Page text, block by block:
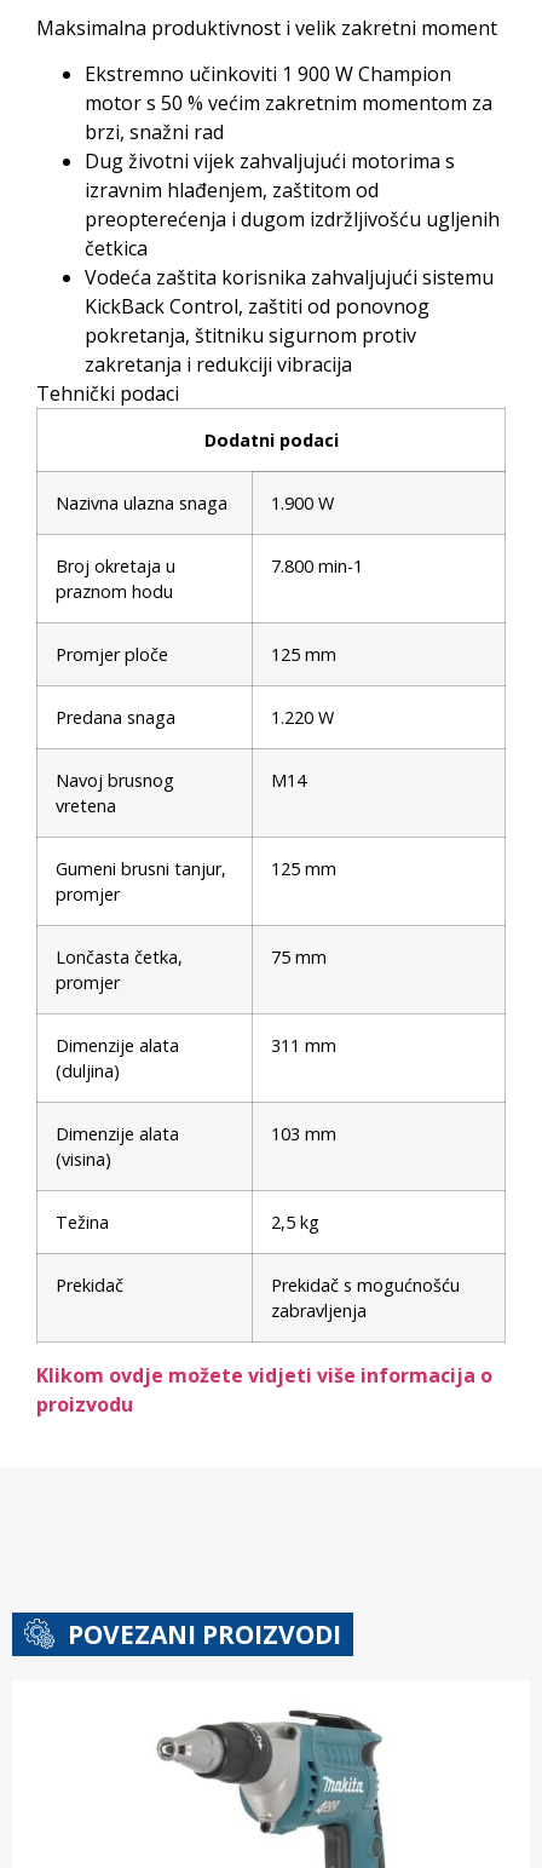
Maksimalna produktivnost i velik zakretni moment
Ekstremno učinkoviti 1 900 W Champion
motor s 50 % većim zakretnim momentom za
brzi, snažni rad
Dug životni vijek zahvaljujući motorima s
izravnim hlađenjem, zaštitom od
preopterećenja i dugom izdržljivošću ugljenih
četkica
Vodeća zaštita korisnika zahvaljujući sistemu
KickBack Control, zaštiti od ponovnog
pokretanja, štitniku sigurnom protiv
zakretanja i redukciji vibracija
Tehnički podaci
Dodatni podaci
Nazivna ulazna snaga 1.900 W
Broj okretaja u
praznom hodu
7.800 min-1
Promjer ploče 125 mm
Predana snaga 1.220 W
Navoj brusnog
vretena
M14
Gumeni brusni tanjur,
promjer
125 mm
Lončasta četka,
promjer
75 mm
Dimenzije alata
(duljina)
311 mm
Dimenzije alata
(visina)
103 mm
Težina 2,5 kg
Prekidač
Prekidač s mogućnošću
zabravljenja
Klikom ovdje možete vidjeti više informacija o
proizvodu
POVEZANI PROIZVODI